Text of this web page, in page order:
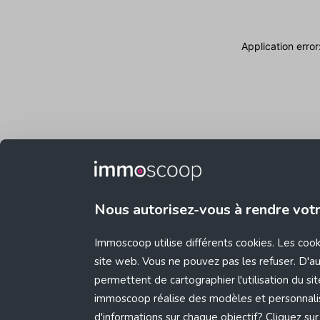
Nous autorisez-vous à rendre
Immoscoop utilise différents cookies. Les
site web. Vous ne pouvez pas les refuser.
permettent de cartographier l'utilisation du
immoscoop réalise des modèles et
d'informations sur chaque objectif? Cliquez
Application